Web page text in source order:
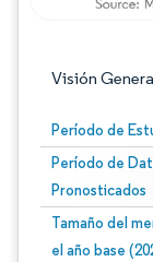
Visión
Período de
Período de
Pronosticados
Tamaño del
el año base